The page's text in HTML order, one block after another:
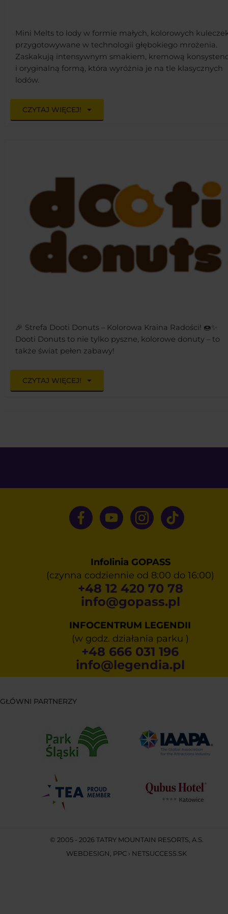
Mini Melts to lody w formie małych, kolorowych
przygotowywane w technologii głębokiego mrożenia.
Zaskakują intensywnym smakiem, kremową
i oryginalną formą, która wyróżnia je na tle klasycznych
lodów.
CZYTAJ WIĘCEJ!
🎉 Strefa Dooti Donuts – Kolorowa Kraina Radości! 🍩✨
Dooti Donuts to nie tylko pyszne, kolorowe donuty – to
także świat pełen zabawy!
CZYTAJ WIĘCEJ!
Infolinia GOPASS
(czynna codziennie od 8:00 do 16:00)
+48 12 420 70 78
info@gopass.pl
INFOCENTRUM LEGENDII
(w godz. działania parku )
+48 666 031 196
info@legendia.pl
GŁÓWNI PARTNERZY
© 2005 - 2026 TATRY MOUNTAIN RESORTS, A.S.
WEBDESIGN, PPC › NETSUCCESS.SK